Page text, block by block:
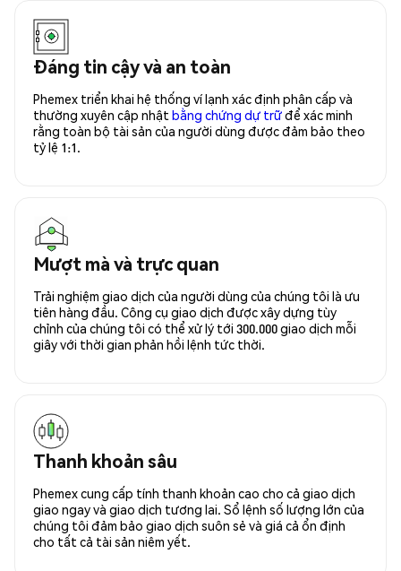
Đáng tin cậy và an toàn
Phemex triển khai hệ thống ví lạnh xác định phân cấp và
thường xuyên cập nhật bằng chứng dự trữđể xác minh
rằng toàn bộ tài sản của người dùng được đảm bảo theo
tỷ lệ 1:1.
Mượt mà và trực quan
Trải nghiệm giao dịch của người dùng của chúng tôi là ưu
tiên hàng đầu. Công cụ giao dịch được xây dựng tùy
chỉnh của chúng tôi có thể xử lý tới 300.000 giao dịch mỗi
giây với thời gian phản hồi lệnh tức thời.
Thanh khoản sâu
Phemex cung cấp tính thanh khoản cao cho cả giao dịch
giao ngay và giao dịch tương lai. Sổ lệnh số lượng lớn của
chúng tôi đảm bảo giao dịch suôn sẻ và giá cả ổn định
cho tất cả tài sản niêm yết.